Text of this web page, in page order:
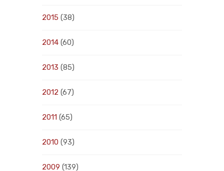
2015 (38)
2014 (60)
2013 (85)
2012 (67)
2011 (65)
2010 (93)
2009 (139)